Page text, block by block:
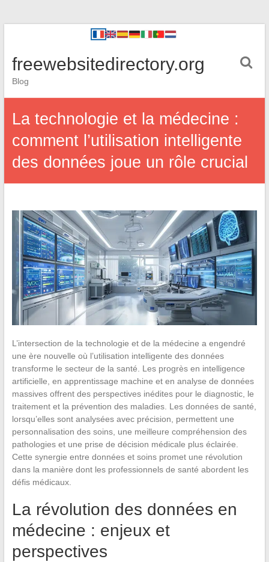
freewebsitedirectory.org
Blog
La technologie et la médecine :
comment l’utilisation intelligente
des données joue un rôle crucial
L’intersection de la technologie et de la médecine a engendré
une ère nouvelle où l’utilisation intelligente des données
transforme le secteur de la santé. Les progrès en intelligence
artificielle, en apprentissage machine et en analyse de données
massives offrent des perspectives inédites pour le diagnostic, le
traitement et la prévention des maladies. Les données de santé,
lorsqu’elles sont analysées avec précision, permettent une
personnalisation des soins, une meilleure compréhension des
pathologies et une prise de décision médicale plus éclairée.
Cette synergie entre données et soins promet une révolution
dans la manière dont les professionnels de santé abordent les
défis médicaux.
La révolution des données en
médecine : enjeux et
perspectives